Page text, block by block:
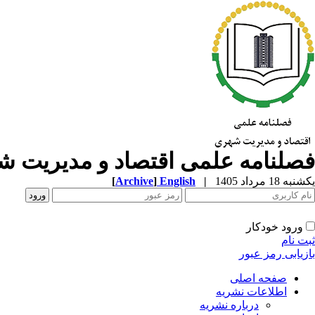
فصلنامه علمی اقتصاد و مدیریت
یکشنبه 18 مرداد 1405 |
English
[Archive]
ورود خودکار
ثبت نام
بازیابی رمز عبور
صفحه اصلی
اطلاعات نشریه
درباره نشریه